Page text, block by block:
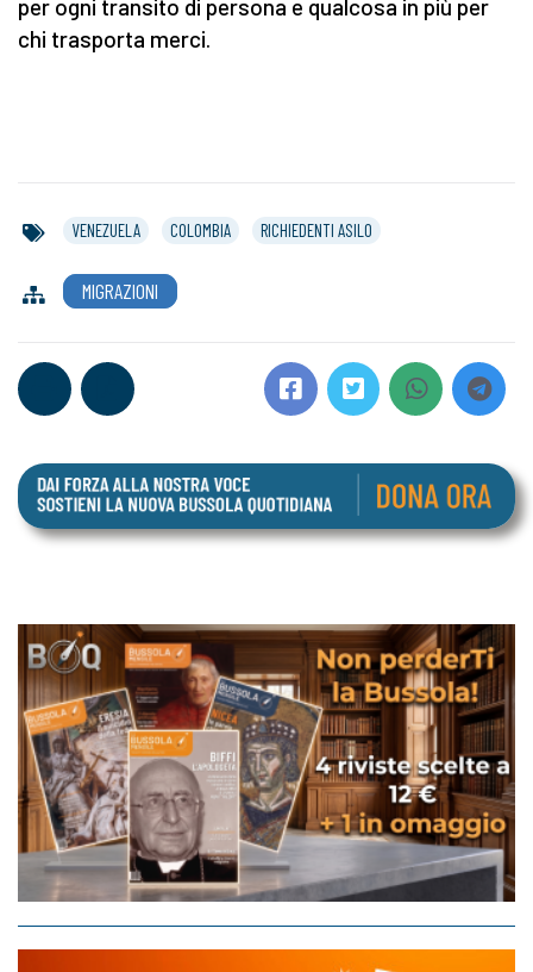
per ogni transito di persona e qualcosa in più per
chi trasporta merci.
VENEZUELA COLOMBIA RICHIEDENTI ASILO
MIGRAZIONI